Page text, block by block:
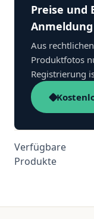
Preise und
Anmeldung
Aus
Produktfotos
Registrierung
Verfügbare
Produkte